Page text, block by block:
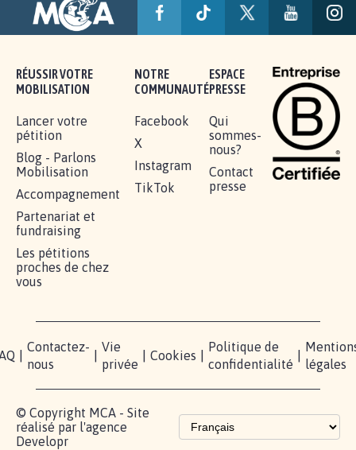
RÉUSSIR VOTRE
MOBILISATION
Lancer votre
pétition
Blog - Parlons
Mobilisation
Accompagnement
Partenariat et
fundraising
Les pétitions
proches de chez
vous
NOTRE
COMMUNAUTÉ
Facebook
X
Instagram
TikTok
ESPACE
PRESSE
Qui
sommes-
nous?
Contact
presse
Contactez-
nous
Vie
privée
Cookies
Politique de
confidentialité
légales
© Copyright MCA - Site
réalisé par l'agence
Developr